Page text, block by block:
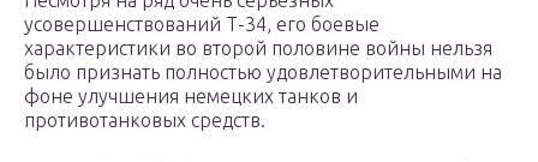
усовершенствований Т-34, его боевые
характеристики во второй половине войны нельзя
было признать полностью удовлетворительными на
фоне улучшения немецких танков и
противотанковых средств.